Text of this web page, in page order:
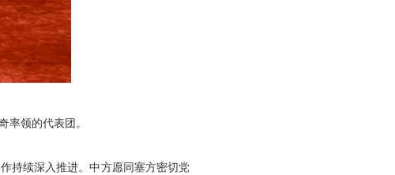
领的代表团。
持续深入推进。中方愿同塞方密切党